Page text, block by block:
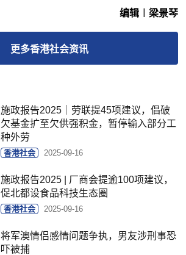
编辑︱梁景琴
更多香港社会资讯
施政报告2025｜劳联提45项建议，倡破
欠基金扩至欠供强积金，暂停输入部分工
种外劳
香港社会 2025-09-16
施政报告2025 | 厂商会提逾100项建议，
促北都设食品科技生态圈
香港社会 2025-09-16
将军澳情侣感情问题争执，男友涉刑事恐
吓被捕